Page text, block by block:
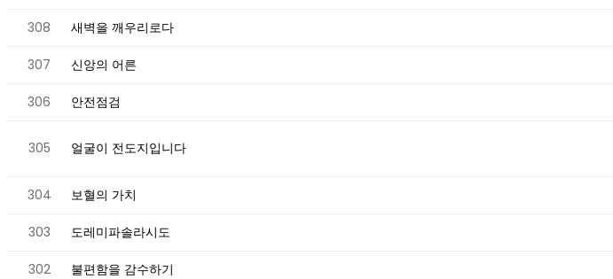
308 새벽을 깨우리로다
307 신앙의 어른
306 안전점검
305 얼굴이 전도지입니다
304 보혈의 가치
303 도레미파솔라시도
302 불편함을 감수하기